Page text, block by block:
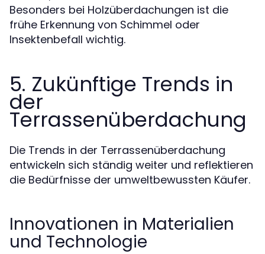
Besonders bei Holzüberdachungen ist die
frühe Erkennung von Schimmel oder
Insektenbefall wichtig.
5. Zukünftige Trends in
der
Terrassenüberdachung
Die Trends in der Terrassenüberdachung
entwickeln sich ständig weiter und reflektieren
die Bedürfnisse der umweltbewussten Käufer.
Innovationen in Materialien
und Technologie